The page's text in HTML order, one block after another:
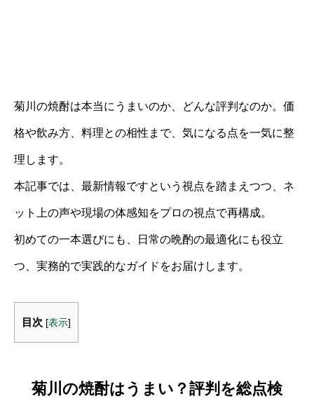
菊川の焼酎は本当にうまいのか、どんな評判なのか。価
格や飲み方、料理との相性まで、気になる点を一気に整
理します。
本記事では、最新情報ですという視点を踏まえつつ、ネ
ット上の声や現場の体感知をプロの視点で再構成。
初めての一本選びにも、日常の晩酌の最適化にも役立
つ、実務的で実践的なガイドをお届けします。
目次 [表示]
菊川の焼酎はうまい？評判を総点検